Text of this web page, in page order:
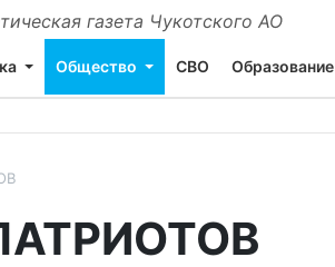
газета Чукотского АО
Общество СВО Образование